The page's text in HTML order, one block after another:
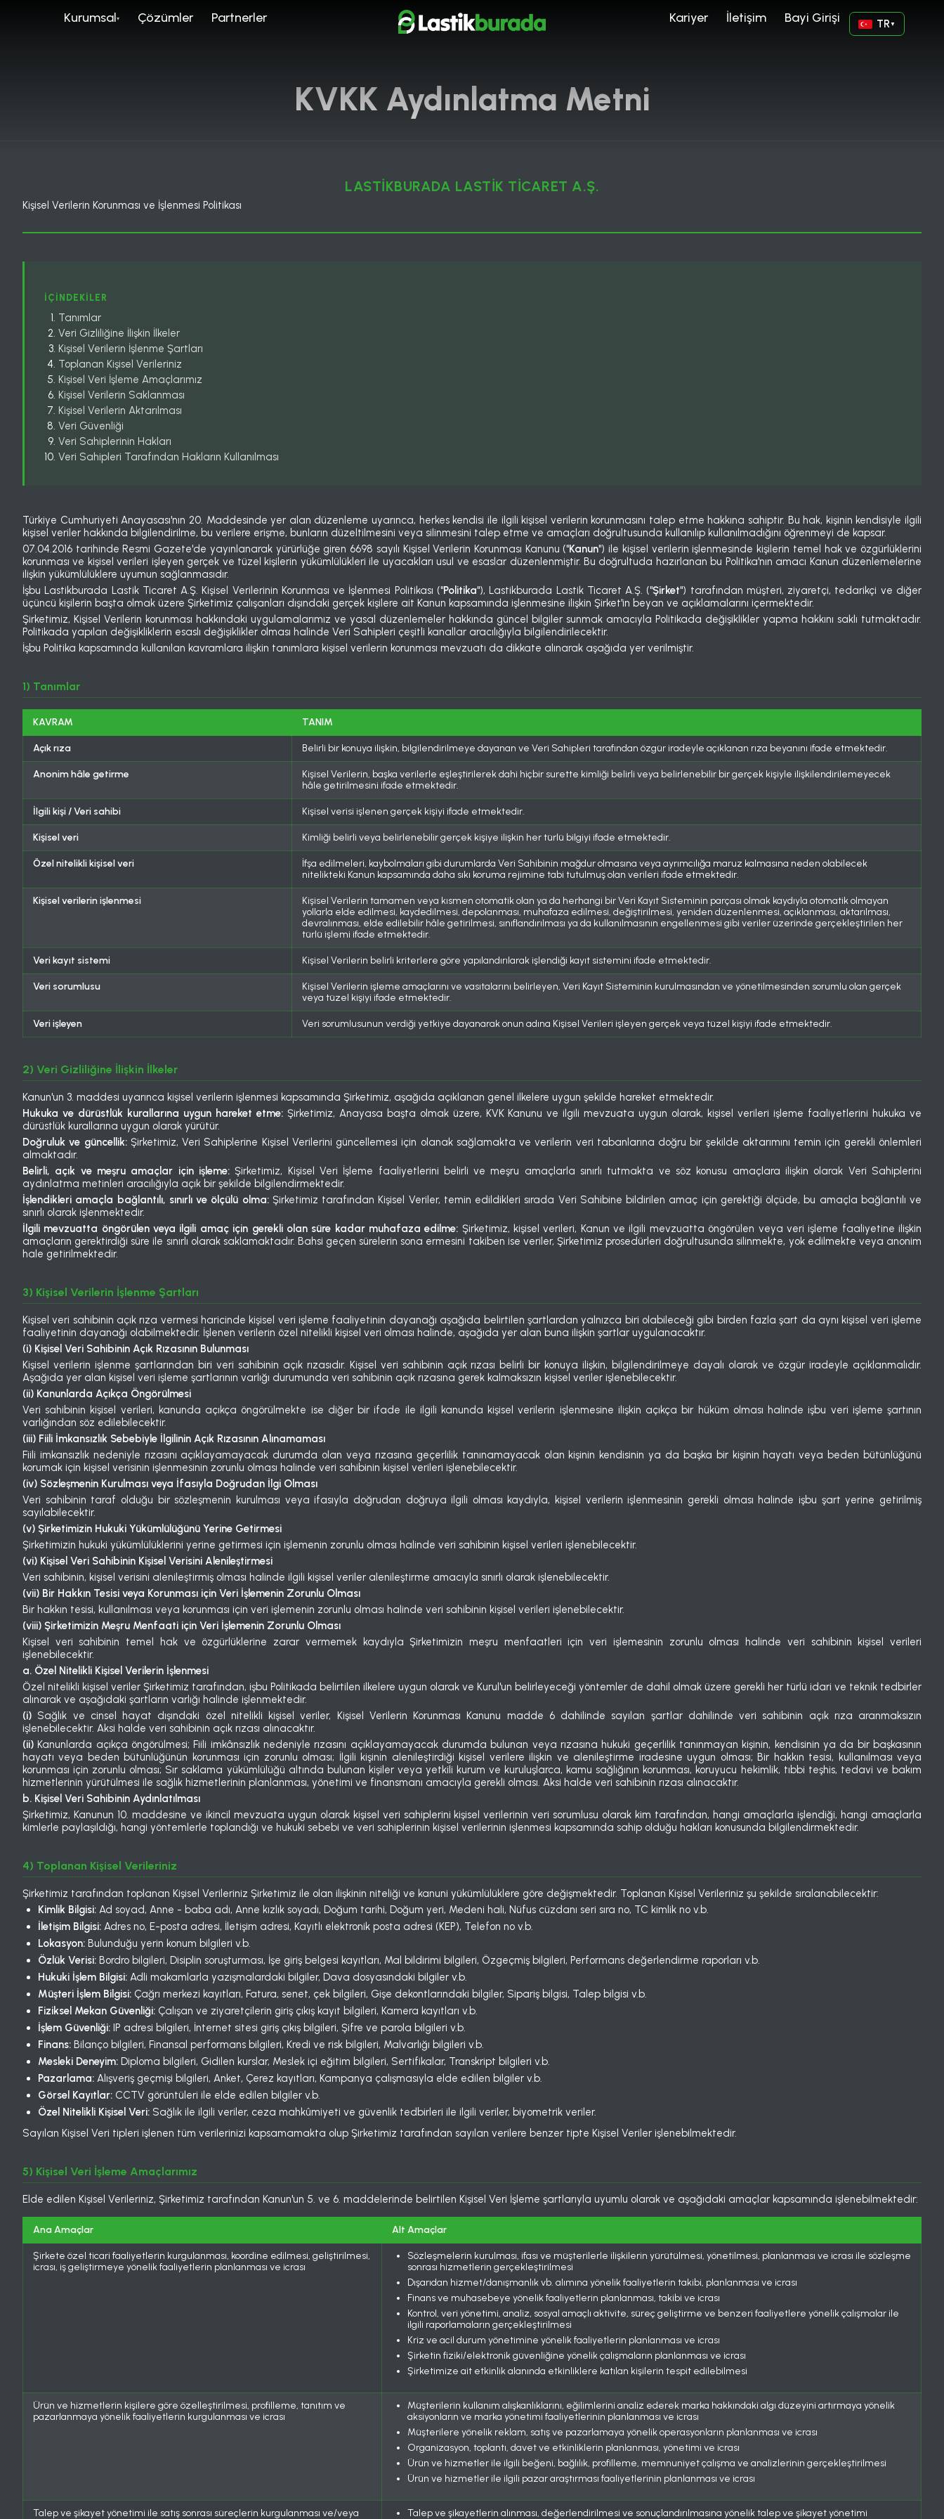
Kurumsal Çözümler Partnerler Kariyer İletişim Bayi Girişi TR▼
KVKK Aydınlatma Metni
LASTİKBURADA LASTİK TİCARET A.Ş.
Kişisel Verilerin Korunması ve İşlenmesi Politikası
İÇINDEKILER
Tanımlar
Veri Gizliliğine İlişkin İlkeler
Kişisel Verilerin İşlenme Şartları
Toplanan Kişisel Verileriniz
Kişisel Veri İşleme Amaçlarımız
Kişisel Verilerin Saklanması
Kişisel Verilerin Aktarılması
Veri Güvenliği
Veri Sahiplerinin Hakları
Veri Sahipleri Tarafından Hakların Kullanılması
Türkiye Cumhuriyeti Anayasası'nın 20. Maddesinde yer alan düzenleme uyarınca, herkes kendisi ile ilgili kişisel verilerin korunmasını talep etme hakkına sahiptir. Bu hak, kişinin kendisiyle ilgili
kişisel veriler hakkında bilgilendirilme, bu verilere erişme, bunların düzeltilmesini veya silinmesini talep etme ve amaçları doğrultusunda kullanılıp kullanılmadığını öğrenmeyi de kapsar.
07.04.2016 tarihinde Resmi Gazete'de yayınlanarak yürürlüğe giren 6698 sayılı Kişisel Verilerin Korunması Kanunu ("Kanun") ile kişisel verilerin işlenmesinde kişilerin temel hak ve özgürlüklerini
korunması ve kişisel verileri işleyen gerçek ve tüzel kişilerin yükümlülükleri ile uyacakları usul ve esaslar düzenlenmiştir. Bu doğrultuda hazırlanan bu Politika'nın amacı Kanun düzenlemelerine
ilişkin yükümlülüklere uyumun sağlanmasıdır.
İşbu Lastikburada Lastik Ticaret A.Ş. Kişisel Verilerinin Korunması ve İşlenmesi Politikası ("Politika"), Lastikburada Lastik Ticaret A.Ş. ("Şirket") tarafından müşteri, ziyaretçi, tedarikçi ve diğer
üçüncü kişilerin başta olmak üzere Şirketimiz çalışanları dışındaki gerçek kişilere ait Kanun kapsamında işlenmesine ilişkin Şirket'in beyan ve açıklamalarını içermektedir.
Şirketimiz, Kişisel Verilerin korunması hakkındaki uygulamalarımız ve yasal düzenlemeler hakkında güncel bilgiler sunmak amacıyla Politikada değişiklikler yapma hakkını saklı tutmaktadır.
Politikada yapılan değişikliklerin esaslı değişiklikler olması halinde Veri Sahipleri çeşitli kanallar aracılığıyla bilgilendirilecektir.
İşbu Politika kapsamında kullanılan kavramlara ilişkin tanımlara kişisel verilerin korunması mevzuatı da dikkate alınarak aşağıda yer verilmiştir.
1) Tanımlar
KAVRAM TANIM
Açık rıza Belirli bir konuya ilişkin, bilgilendirilmeye dayanan ve Veri Sahipleri tarafından özgür iradeyle açıklanan rıza beyanını ifade etmektedir.
Anonim hâle getirme
Kişisel Verilerin, başka verilerle eşleştirilerek dahi hiçbir surette kimliği belirli veya belirlenebilir bir gerçek kişiyle ilişkilendirilemeyecek
hâle getirilmesini ifade etmektedir.
İlgili kişi / Veri sahibi Kişisel verisi işlenen gerçek kişiyi ifade etmektedir.
Kişisel veri Kimliği belirli veya belirlenebilir gerçek kişiye ilişkin her türlü bilgiyi ifade etmektedir.
Özel nitelikli kişisel veri
İfşa edilmeleri, kaybolmaları gibi durumlarda Veri Sahibinin mağdur olmasına veya ayrımcılığa maruz kalmasına neden olabilecek
nitelikteki Kanun kapsamında daha sıkı koruma rejimine tabi tutulmuş olan verileri ifade etmektedir.
Kişisel verilerin işlenmesi
Kişisel Verilerin tamamen veya kısmen otomatik olan ya da herhangi bir Veri Kayıt Sisteminin parçası olmak kaydıyla otomatik olmayan
yollarla elde edilmesi, kaydedilmesi, depolanması, muhafaza edilmesi, değiştirilmesi, yeniden düzenlenmesi, açıklanması, aktarılması,
devralınması, elde edilebilir hâle getirilmesi, sınıflandırılması ya da kullanılmasının engellenmesi gibi veriler üzerinde gerçekleştirilen her
türlü işlemi ifade etmektedir.
Veri kayıt sistemi Kişisel Verilerin belirli kriterlere göre yapılandırılarak işlendiği kayıt sistemini ifade etmektedir.
Veri sorumlusu
Kişisel Verilerin işleme amaçlarını ve vasıtalarını belirleyen, Veri Kayıt Sisteminin kurulmasından ve yönetilmesinden sorumlu olan gerçek
veya tüzel kişiyi ifade etmektedir.
Veri işleyen Veri sorumlusunun verdiği yetkiye dayanarak onun adına Kişisel Verileri işleyen gerçek veya tüzel kişiyi ifade etmektedir.
2) Veri Gizliliğine İlişkin İlkeler
Kanun'un 3. maddesi uyarınca kişisel verilerin işlenmesi kapsamında Şirketimiz, aşağıda açıklanan genel ilkelere uygun şekilde hareket etmektedir.
Hukuka ve dürüstlük kurallarına uygun hareket etme:Şirketimiz, Anayasa başta olmak üzere, KVK Kanunu ve ilgili mevzuata uygun olarak, kişisel verileri işleme faaliyetlerini hukuka ve
dürüstlük kurallarına uygun olarak yürütür.
Doğruluk ve güncellik:Şirketimiz, Veri Sahiplerine Kişisel Verilerini güncellemesi için olanak sağlamakta ve verilerin veri tabanlarına doğru bir şekilde aktarımını temin için gerekli önlemleri
almaktadır.
Belirli, açık ve meşru amaçlar için işleme:Şirketimiz, Kişisel Veri İşleme faaliyetlerini belirli ve meşru amaçlarla sınırlı tutmakta ve söz konusu amaçlara ilişkin olarak Veri Sahiplerini
aydınlatma metinleri aracılığıyla açık bir şekilde bilgilendirmektedir.
İşlendikleri amaçla bağlantılı, sınırlı ve ölçülü olma:Şirketimiz tarafından Kişisel Veriler, temin edildikleri sırada Veri Sahibine bildirilen amaç için gerektiği ölçüde, bu amaçla bağlantılı ve
sınırlı olarak işlenmektedir.
İlgili mevzuatta öngörülen veya ilgili amaç için gerekli olan süre kadar muhafaza edilme: Şirketimiz, kişisel verileri, Kanun ve ilgili mevzuatta öngörülen veya veri işleme faaliyetine ilişkin
amaçların gerektirdiği süre ile sınırlı olarak saklamaktadır. Bahsi geçen sürelerin sona ermesini takiben ise veriler, Şirketimiz prosedürleri doğrultusunda silinmekte, yok edilmekte veya anonim
hale getirilmektedir.
3) Kişisel Verilerin İşlenme Şartları
Kişisel veri sahibinin açık rıza vermesi haricinde kişisel veri işleme faaliyetinin dayanağı aşağıda belirtilen şartlardan yalnızca biri olabileceği gibi birden fazla şart da aynı kişisel veri işleme
faaliyetinin dayanağı olabilmektedir. İşlenen verilerin özel nitelikli kişisel veri olması halinde, aşağıda yer alan buna ilişkin şartlar uygulanacaktır.
(i) Kişisel Veri Sahibinin Açık Rızasının Bulunması
Kişisel verilerin işlenme şartlarından biri veri sahibinin açık rızasıdır. Kişisel veri sahibinin açık rızası belirli bir konuya ilişkin, bilgilendirilmeye dayalı olarak ve özgür iradeyle açıklanmalıdır.
Aşağıda yer alan kişisel veri işleme şartlarının varlığı durumunda veri sahibinin açık rızasına gerek kalmaksızın kişisel veriler işlenebilecektir.
(ii) Kanunlarda Açıkça Öngörülmesi
Veri sahibinin kişisel verileri, kanunda açıkça öngörülmekte ise diğer bir ifade ile ilgili kanunda kişisel verilerin işlenmesine ilişkin açıkça bir hüküm olması halinde işbu veri işleme şartının
varlığından söz edilebilecektir.
(iii) Fiili İmkansızlık Sebebiyle İlgilinin Açık Rızasının Alınamaması
Fiili imkansızlık nedeniyle rızasını açıklayamayacak durumda olan veya rızasına geçerlilik tanınamayacak olan kişinin kendisinin ya da başka bir kişinin hayatı veya beden bütünlüğünü
korumak için kişisel verisinin işlenmesinin zorunlu olması halinde veri sahibinin kişisel verileri işlenebilecektir.
(iv) Sözleşmenin Kurulması veya İfasıyla Doğrudan İlgi Olması
Veri sahibinin taraf olduğu bir sözleşmenin kurulması veya ifasıyla doğrudan doğruya ilgili olması kaydıyla, kişisel verilerin işlenmesinin gerekli olması halinde işbu şart yerine getirilmiş
sayılabilecektir.
(v) Şirketimizin Hukuki Yükümlülüğünü Yerine Getirmesi
Şirketimizin hukuki yükümlülüklerini yerine getirmesi için işlemenin zorunlu olması halinde veri sahibinin kişisel verileri işlenebilecektir.
(vi) Kişisel Veri Sahibinin Kişisel Verisini Alenileştirmesi
Veri sahibinin, kişisel verisini alenileştirmiş olması halinde ilgili kişisel veriler alenileştirme amacıyla sınırlı olarak işlenebilecektir.
(vii) Bir Hakkın Tesisi veya Korunması için Veri İşlemenin Zorunlu Olması
Bir hakkın tesisi, kullanılması veya korunması için veri işlemenin zorunlu olması halinde veri sahibinin kişisel verileri işlenebilecektir.
(viii) Şirketimizin Meşru Menfaati için Veri İşlemenin Zorunlu Olması
Kişisel veri sahibinin temel hak ve özgürlüklerine zarar vermemek kaydıyla Şirketimizin meşru menfaatleri için veri işlemesinin zorunlu olması halinde veri sahibinin kişisel verileri
işlenebilecektir.
a. Özel Nitelikli Kişisel Verilerin İşlenmesi
Özel nitelikli kişisel veriler Şirketimiz tarafından, işbu Politikada belirtilen ilkelere uygun olarak ve Kurul'un belirleyeceği yöntemler de dahil olmak üzere gerekli her türlü idari ve teknik tedbirler
alınarak ve aşağıdaki şartların varlığı halinde işlenmektedir.
(i) Sağlık ve cinsel hayat dışındaki özel nitelikli kişisel veriler, Kişisel Verilerin Korunması Kanunu madde 6 dahilinde sayılan şartlar dahilinde veri sahibinin açık rıza aranmaksızın
işlenebilecektir. Aksi halde veri sahibinin açık rızası alınacaktır.
(ii) Kanunlarda açıkça öngörülmesi; Fiili imkânsızlık nedeniyle rızasını açıklayamayacak durumda bulunan veya rızasına hukuki geçerlilik tanınmayan kişinin, kendisinin ya da bir başkasının
hayatı veya beden bütünlüğünün korunması için zorunlu olması; İlgili kişinin alenileştirdiği kişisel verilere ilişkin ve alenileştirme iradesine uygun olması; Bir hakkın tesisi, kullanılması veya
korunması için zorunlu olması; Sır saklama yükümlülüğü altında bulunan kişiler veya yetkili kurum ve kuruluşlarca, kamu sağlığının korunması, koruyucu hekimlik, tıbbi teşhis, tedavi ve bakım
hizmetlerinin yürütülmesi ile sağlık hizmetlerinin planlanması, yönetimi ve finansmanı amacıyla gerekli olması. Aksi halde veri sahibinin rızası alınacaktır.
b. Kişisel Veri Sahibinin Aydınlatılması
Şirketimiz, Kanunun 10. maddesine ve ikincil mevzuata uygun olarak kişisel veri sahiplerini kişisel verilerinin veri sorumlusu olarak kim tarafından, hangi amaçlarla işlendiği, hangi amaçlarla
kimlerle paylaşıldığı, hangi yöntemlerle toplandığı ve hukuki sebebi ve veri sahiplerinin kişisel verilerinin işlenmesi kapsamında sahip olduğu hakları konusunda bilgilendirmektedir.
4) Toplanan Kişisel Verileriniz
Şirketimiz tarafından toplanan Kişisel Verileriniz Şirketimiz ile olan ilişkinin niteliği ve kanuni yükümlülüklere göre değişmektedir. Toplanan Kişisel Verileriniz şu şekilde sıralanabilecektir:
Kimlik Bilgisi: Ad soyad, Anne - baba adı, Anne kızlık soyadı, Doğum tarihi, Doğum yeri, Medeni hali, Nüfus cüzdanı seri sıra no, TC kimlik no v.b.
İletişim Bilgisi: Adres no, E-posta adresi, İletişim adresi, Kayıtlı elektronik posta adresi (KEP), Telefon no v.b.
Lokasyon: Bulunduğu yerin konum bilgileri v.b.
Özlük Verisi: Bordro bilgileri, Disiplin soruşturması, İşe giriş belgesi kayıtları, Mal bildirimi bilgileri, Özgeçmiş bilgileri, Performans değerlendirme raporları v.b.
Hukuki İşlem Bilgisi: Adli makamlarla yazışmalardaki bilgiler, Dava dosyasındaki bilgiler v.b.
Müşteri İşlem Bilgisi: Çağrı merkezi kayıtları, Fatura, senet, çek bilgileri, Gişe dekontlarındaki bilgiler, Sipariş bilgisi, Talep bilgisi v.b.
Fiziksel Mekan Güvenliği: Çalışan ve ziyaretçilerin giriş çıkış kayıt bilgileri, Kamera kayıtları v.b.
İşlem Güvenliği: IP adresi bilgileri, İnternet sitesi giriş çıkış bilgileri, Şifre ve parola bilgileri v.b.
Finans: Bilanço bilgileri, Finansal performans bilgileri, Kredi ve risk bilgileri, Malvarlığı bilgileri v.b.
Mesleki Deneyim: Diploma bilgileri, Gidilen kurslar, Meslek içi eğitim bilgileri, Sertifikalar, Transkript bilgileri v.b.
Pazarlama: Alışveriş geçmişi bilgileri, Anket, Çerez kayıtları, Kampanya çalışmasıyla elde edilen bilgiler v.b.
Görsel Kayıtlar: CCTV görüntüleri ile elde edilen bilgiler v.b.
Özel Nitelikli Kişisel Veri: Sağlık ile ilgili veriler, ceza mahkûmiyeti ve güvenlik tedbirleri ile ilgili veriler, biyometrik veriler.
Sayılan Kişisel Veri tipleri işlenen tüm verilerinizi kapsamamakta olup Şirketimiz tarafından sayılan verilere benzer tipte Kişisel Veriler işlenebilmektedir.
5) Kişisel Veri İşleme Amaçlarımız
Elde edilen Kişisel Verileriniz, Şirketimiz tarafından Kanun'un 5. ve 6. maddelerinde belirtilen Kişisel Veri İşleme şartlarıyla uyumlu olarak ve aşağıdaki amaçlar kapsamında işlenebilmektedir:
Ana Amaçlar Alt Amaçlar
Şirkete özel ticari faaliyetlerin kurgulanması, koordine edilmesi, geliştirilmesi,
icrası, iş geliştirmeye yönelik faaliyetlerin planlanması ve icrası
Sözleşmelerin kurulması, ifası ve müşterilerle ilişkilerin yürütülmesi, yönetilmesi, planlanması ve icrası ile sözleşme
sonrası hizmetlerin gerçekleştirilmesi
Dışarıdan hizmet/danışmanlık vb. alımına yönelik faaliyetlerin takibi, planlanması ve icrası
Finans ve muhasebeye yönelik faaliyetlerin planlanması, takibi ve icrası
Kontrol, veri yönetimi, analiz, sosyal amaçlı aktivite, süreç geliştirme ve benzeri faaliyetlere yönelik çalışmalar ile
ilgili raporlamaların gerçekleştirilmesi
Kriz ve acil durum yönetimine yönelik faaliyetlerin planlanması ve icrası
Şirketin fiziki/elektronik güvenliğine yönelik çalışmaların planlanması ve icrası
Şirketimize ait etkinlik alanında etkinliklere katılan kişilerin tespit edilebilmesi
Ürün ve hizmetlerin kişilere göre özelleştirilmesi, profilleme, tanıtım ve
pazarlanmaya yönelik faaliyetlerin kurgulanması ve icrası
Müşterilerin kullanım alışkanlıklarını, eğilimlerini analiz ederek marka hakkındaki algı düzeyini artırmaya yönelik
aksiyonların ve marka yönetimi faaliyetlerinin planlanması ve icrası
Müşterilere yönelik reklam, satış ve pazarlamaya yönelik operasyonların planlanması ve icrası
Organizasyon, toplantı, davet ve etkinliklerin planlanması, yönetimi ve icrası
Ürün ve hizmetler ile ilgili beğeni, bağlılık, profilleme, memnuniyet çalışma ve analizlerinin gerçekleştirilmesi
Ürün ve hizmetler ile ilgili pazar araştırması faaliyetlerinin planlanması ve icrası
Talep ve şikayet yönetimi ile satış sonrası süreçlerin kurgulanması ve/veya
Talep ve şikayetlerin alınması, değerlendirilmesi ve sonuçlandırılmasına yönelik talep ve şikayet yönetimi